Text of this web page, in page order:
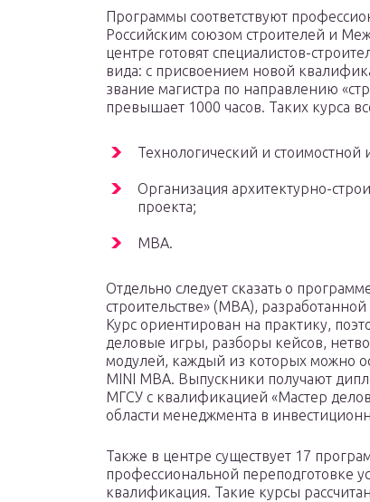
Программы соответствуют
Российским союзом строителей и
центре готовят специалистов-
вида: с присвоением новой
звание магистра по направлению
превышает 1000 часов. Таких курса
Технологический и
Организация архитектурно-
проекта;
MBA.
Отдельно следует сказать о
строительстве» (MBA),
Курс ориентирован на практику,
деловые игры, разборы кейсов,
модулей, каждый из которых можно
MINI MBA. Выпускники получают
МГСУ с квалификацией «Мастер
области менеджмента в
Также в центре существует 17
профессиональной переподготовке
квалификация. Такие курсы